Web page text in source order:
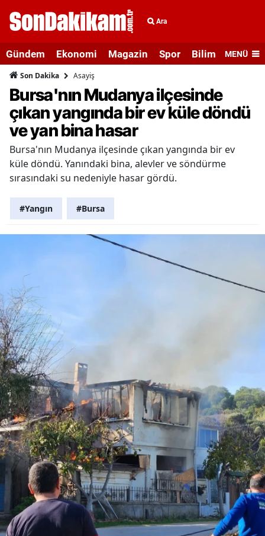
Ara
Gündem Ekonomi Magazin Spor Bilim veMENÜ
Son Dakika Asayiş
Bursa'nın Mudanya ilçesinde
çıkan yangında bir ev küle döndü
ve yan bina hasar
Bursa'nın Mudanya ilçesinde çıkan yangında bir ev
küle döndü. Yanındaki bina, alevler ve söndürme
sırasındaki su nedeniyle hasar gördü.
#Yangın #Bursa